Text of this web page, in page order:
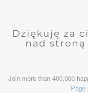
Dziękuję za
nad
Join more than 400,000
Page